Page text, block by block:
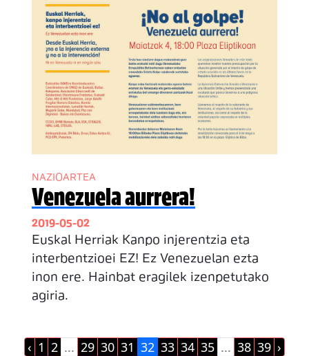
NAZIOARTEA
Venezuela aurrera!
2019-05-02
Euskal Herriak Kanpo injerentzia eta
interbentzioei EZ! Ez Venezuelan ezta
inon ere. Hainbat eragilek izenpetutako
agiria.
‹ 1 2 ... 29 30 31 32 33 34 35 ... 38 39 ›